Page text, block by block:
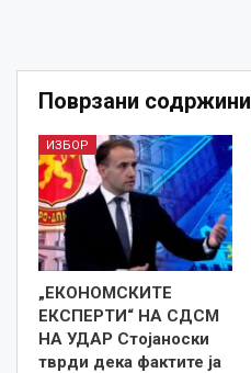
Поврзани содржини
ИЗБОР
„ЕКОНОМСКИТЕ
ЕКСПЕРТИ“ НА СДСМ
НА УДАР Стојаноски
тврди дека фактите ја